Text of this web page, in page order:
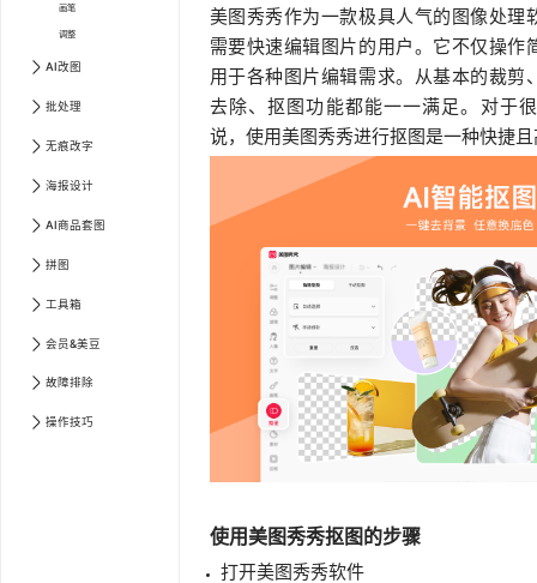
画笔
调整
AI改图
批处理
无痕改字
海报设计
AI商品套图
拼图
工具箱
会员&美豆
故障排除
操作技巧
美图秀秀作为一款极具人气的图像处理
需要快速编辑图片的用户。它不仅操作
用于各种图片编辑需求。从基本的裁剪
去除、抠图功能都能一一满足。对于
说，使用美图秀秀进行抠图是一种快捷
使用美图秀秀抠图的步骤
打开美图秀秀软件